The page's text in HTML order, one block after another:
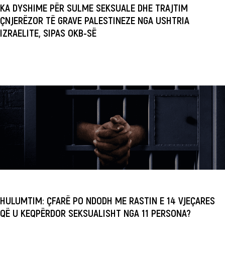
KA DYSHIME PËR SULME SEKSUALE DHE TRAJTIM
ÇNJERËZOR TË GRAVE PALESTINEZE NGA USHTRIA
IZRAELITE, SIPAS OKB-SË
HULUMTIM: ÇFARË PO NDODH ME RASTIN E 14 VJEÇARES
QË U KEQPËRDOR SEKSUALISHT NGA 11 PERSONA?